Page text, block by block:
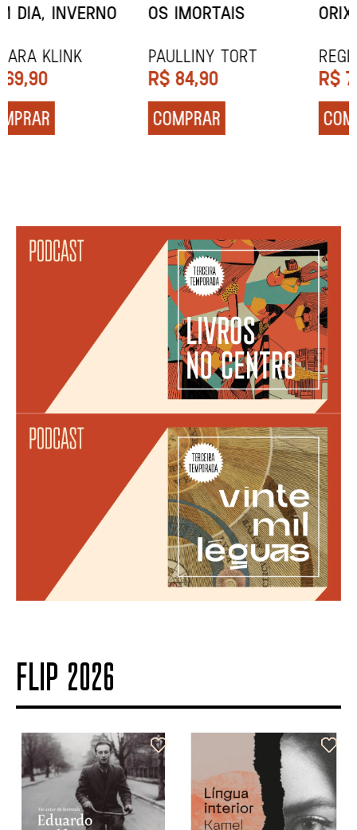
ORIXÁS
REGINALDO PRANDI
R$ 79,90
COMPRAR
ORAÇÃO PARA
Socorro Acioli
R$ 74,90
COMPRAR
FLIP 2026